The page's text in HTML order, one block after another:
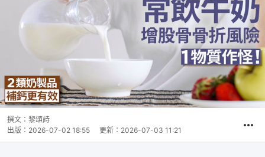
撰文： 黎頌詩
出版： 2026-07-02 18:55 更新： 2026-07-03 11:21